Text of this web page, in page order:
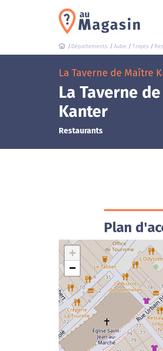
Départements Aube Troyes
La Taverne de Maître
La Taverne
Kanter
Restaurants
Plan
+
−